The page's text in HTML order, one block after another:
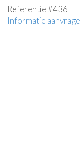
Referentie #436
Informatie